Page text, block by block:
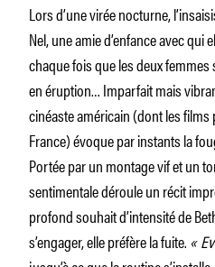
Lors d’une virée nocturne,
Nel, une amie d’enfance avec
chaque fois que les deux
en éruption… Imparfait mais
cinéaste américain (dont les
France) évoque par instants la
Portée par un montage vif et un
sentimentale déroule un récit
profond souhait d’intensité de
s’engager, elle préfère la fuite. «